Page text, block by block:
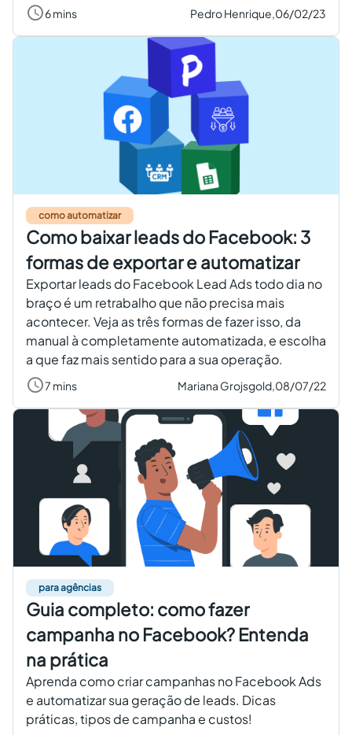
6 mins Pedro Henrique,06/02/23
como automatizar
Como baixar leads do Facebook: 3
formas de exportar e automatizar
Exportar leads do Facebook Lead Ads todo dia no
braço é um retrabalho que não precisa mais
acontecer. Veja as três formas de fazer isso, da
manual à completamente automatizada, e escolha
a que faz mais sentido para a sua operação.
7 mins Mariana Grojsgold,08/07/22
para agências
Guia completo: como fazer
campanha no Facebook? Entenda
na prática
Aprenda como criar campanhas no Facebook Ads
e automatizar sua geração de leads. Dicas
práticas, tipos de campanha e custos!